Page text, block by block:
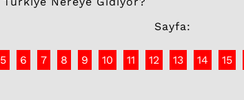
Sayfa:
5 6 7 8 9 10 11 12 13 14 15